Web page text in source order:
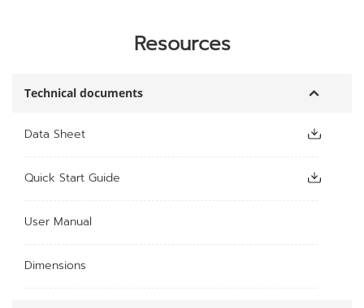
Resources
Technical documents
Data Sheet
Quick Start Guide
User Manual
Dimensions